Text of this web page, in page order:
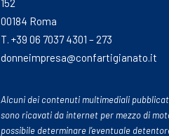
152
00184 Roma
T. +39 06 7037 4301 – 273
donneimpresa@confartigianato.it
Alcuni dei contenuti multimediali
sono ricavati da internet per mezzo di
possibile determinare l’eventuale